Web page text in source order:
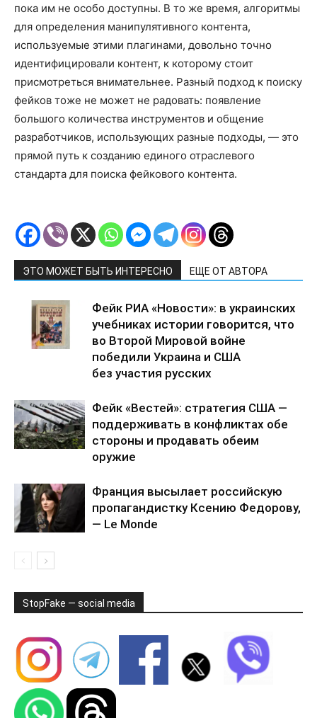
пока им не особо доступны. В то же время, алгоритмы
для определения манипулятивного контента,
используемые этими плагинами, довольно точно
идентифицировали контент, к которому стоит
присмотреться внимательнее. Разный подход к поиску
фейков тоже не может не радовать: появление
большого количества инструментов и общение
разработчиков, использующих разные подходы, — это
прямой путь к созданию единого отраслевого
стандарта для поиска фейкового контента.
ЭТО МОЖЕТ БЫТЬ ИНТЕРЕСНО ЕЩЕ ОТ АВТОРА
Фейк РИА «Новости»: в украинских
учебниках истории говорится, что
во Второй Мировой войне
победили Украина и США
без участия русских
Фейк «Вестей»: стратегия США —
поддерживать в конфликтах обе
стороны и продавать обеим
оружие
Франция высылает российскую
пропагандистку Ксению Федорову,
— Le Monde
StopFake — social media